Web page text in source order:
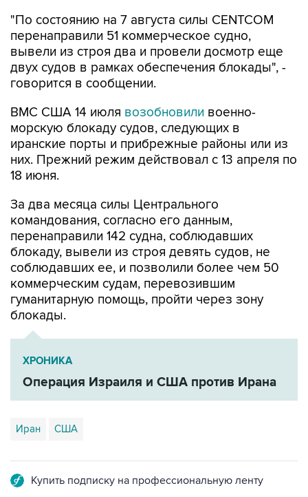
"По состоянию на 7 августа силы CENTCOM
перенаправили 51 коммерческое судно,
вывели из строя два и провели досмотр еще
двух судов в рамках обеспечения блокады", -
говорится в сообщении.
ВМС США 14 июля возобновили военно-
морскую блокаду судов, следующих в
иранские порты и прибрежные районы или из
них. Прежний режим действовал с 13 апреля по
18 июня.
За два месяца силы Центрального
командования, согласно его данным,
перенаправили 142 судна, соблюдавших
блокаду, вывели из строя девять судов, не
соблюдавших ее, и позволили более чем 50
коммерческим судам, перевозившим
гуманитарную помощь, пройти через зону
блокады.
ХРОНИКА
Операция Израиля и США против Ирана
Иран США
Купить подписку на профессиональную ленту